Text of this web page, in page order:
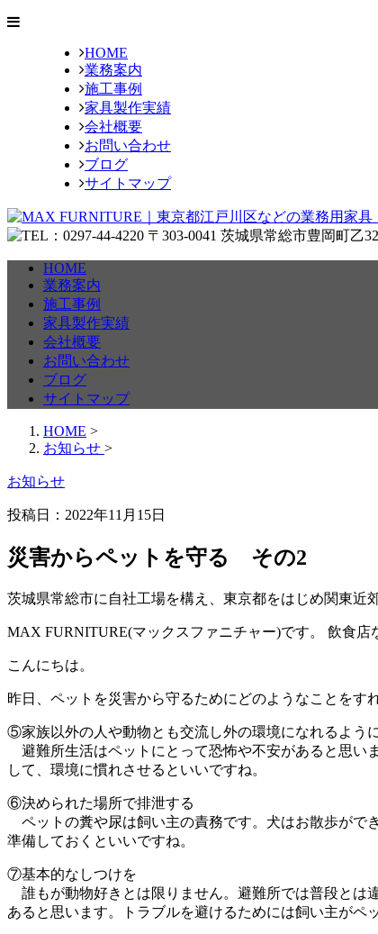
HOME
業務案内
施工事例
家具製作実績
会社概要
お問い合わせ
ブログ
サイトマップ
HOME
業務案内
施工事例
家具製作実績
会社概要
お問い合わせ
ブログ
サイトマップ
HOME >
お知らせ >
お知らせ
投稿日： 2022年11月15日
災害からペットを守る その2
茨城県常総市に自社工場を構え、東京都をはじめ関東近
MAX FURNITURE(マックスファニチャー)です。 飲食
こんにちは。
昨日、ペットを災害から守るためにどのようなことをす
⑤家族以外の人や動物とも交流し外の環境になれるよう
避難所生活はペットにとって恐怖や不安があると思い
して、環境に慣れさせるといいですね。
⑥決められた場所で排泄する
ペットの糞や尿は飼い主の責務です。犬はお散歩がで
準備しておくといいですね。
⑦基本的なしつけを
誰もが動物好きとは限りません。避難所では普段とは
あると思います。トラブルを避けるためには飼い主が